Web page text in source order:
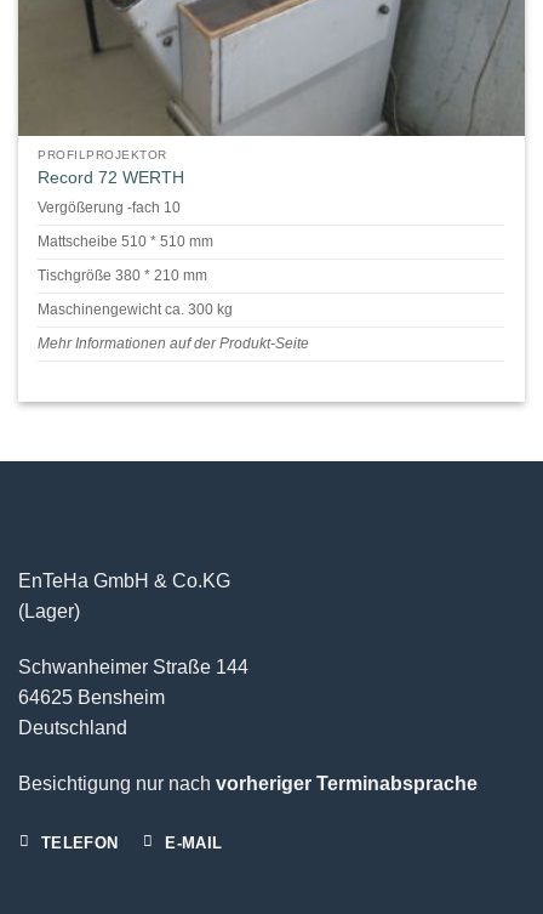
PROFILPROJEKTOR
Record 72 WERTH
Vergößerung -fach 10
Mattscheibe 510 * 510 mm
Tischgröße 380 * 210 mm
Maschinengewicht ca. 300 kg
Mehr Informationen auf der Produkt-Seite
EnTeHa GmbH & Co.KG
(Lager)
Schwanheimer Straße 144
64625 Bensheim
Deutschland
Besichtigung nur nach vorheriger Terminabsprache
TELEFON E-MAIL